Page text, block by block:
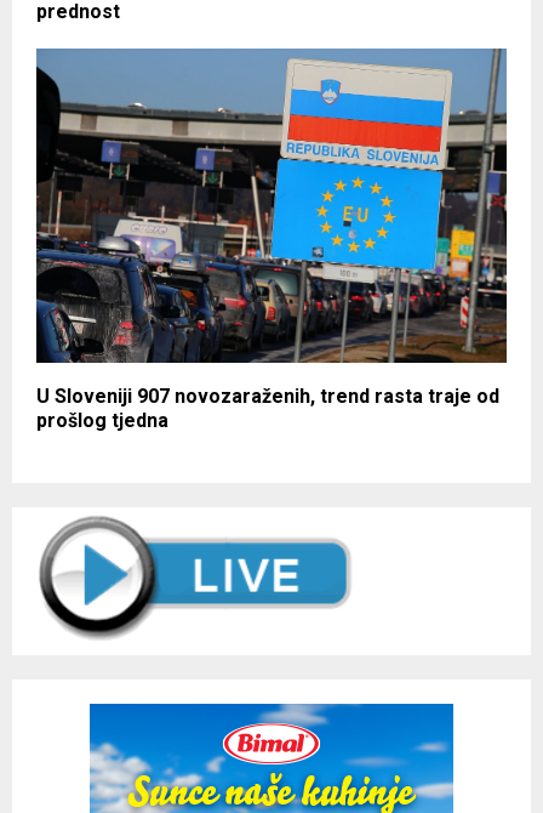
prednost
U Sloveniji 907 novozaraženih, trend rasta traje od
prošlog tjedna